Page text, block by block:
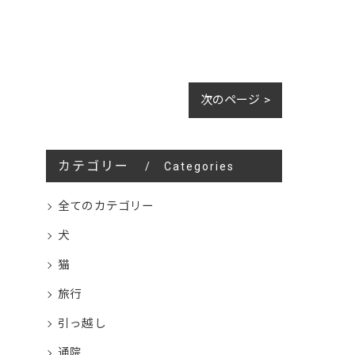
次のページ >
カテゴリー Categories
全てのカテゴリー
犬
猫
旅行
引っ越し